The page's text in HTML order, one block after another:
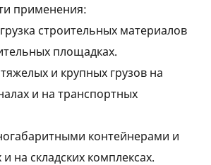
применения:
строительных материалов
площадках.
и крупных грузов на
и на транспортных
контейнерами и
на складских комплексах.